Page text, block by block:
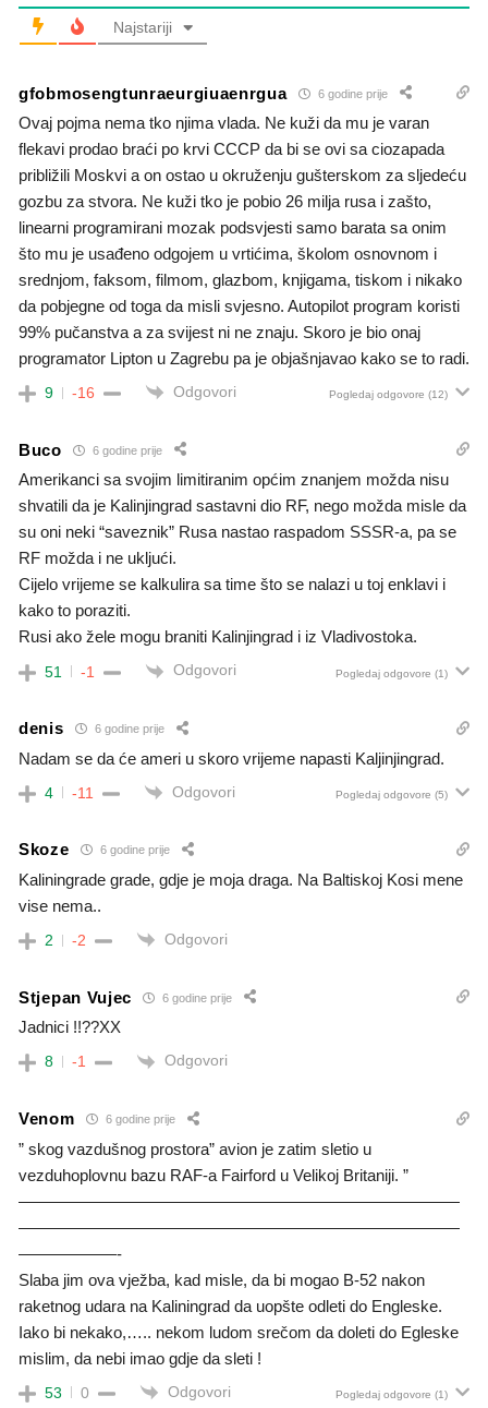
Najstariji
gfobmosengtunraeurgiuaenrgua 6 godine prije
Ovaj pojma nema tko njima vlada. Ne kuži da mu je varan
flekavi prodao braći po krvi CCCP da bi se ovi sa ciozapada
približili Moskvi a on ostao u okruženju gušterskom za sljedeću
gozbu za stvora. Ne kuži tko je pobio 26 milja rusa i zašto,
linearni programirani mozak podsvjesti samo barata sa onim
što mu je usađeno odgojem u vrtićima, školom osnovnom i
srednjom, faksom, filmom, glazbom, knjigama, tiskom i nikako
da pobjegne od toga da misli svjesno. Autopilot program koristi
99% pučanstva a za svijest ni ne znaju. Skoro je bio onaj
programator Lipton u Zagrebu pa je objašnjavao kako se to radi.
9 -16 Odgovori Pogledaj odgovore (12)
Buco 6 godine prije
Amerikanci sa svojim limitiranim općim znanjem možda nisu
shvatili da je Kalinjingrad sastavni dio RF, nego možda misle da
su oni neki “saveznik” Rusa nastao raspadom SSSR-a, pa se
RF možda i ne ukljući.
Cijelo vrijeme se kalkulira sa time što se nalazi u toj enklavi i
kako to poraziti.
Rusi ako žele mogu braniti Kalinjingrad i iz Vladivostoka.
51 -1 Odgovori Pogledaj odgovore (1)
denis 6 godine prije
Nadam se da će ameri u skoro vrijeme napasti Kaljinjingrad.
4 -11 Odgovori Pogledaj odgovore (5)
Skoze 6 godine prije
Kaliningrade grade, gdje je moja draga. Na Baltiskoj Kosi mene
vise nema..
2 -2 Odgovori
Stjepan Vujec 6 godine prije
Jadnici !!??XX
8 -1 Odgovori
Venom 6 godine prije
” skog vazdušnog prostora” avion je zatim sletio u
vezduhoplovnu bazu RAF-a Fairford u Velikoj Britaniji. ”
———————————————————————————
———————————————————————————
——————-
Slaba jim ova vježba, kad misle, da bi mogao B-52 nakon
raketnog udara na Kaliningrad da uopšte odleti do Engleske.
Iako bi nekako,….. nekom ludom srečom da doleti do Egleske
mislim, da nebi imao gdje da sleti !
53 0 Odgovori Pogledaj odgovore (1)